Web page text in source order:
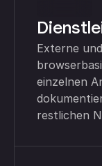
Externe
einzelnen
restlichen